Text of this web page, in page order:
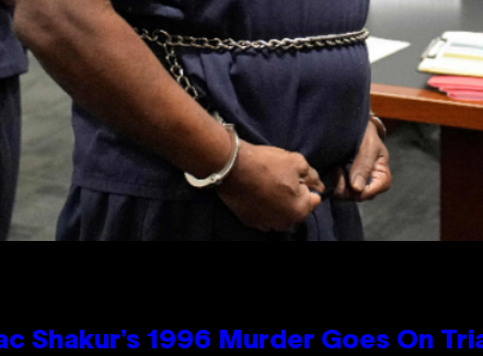
Shakur’s 1996 Murder Goes On